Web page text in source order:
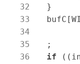
  }
  ;
if